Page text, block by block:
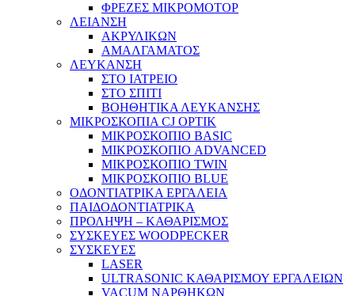
ΦΡΕΖΕΣ ΜΙΚΡΟΜΟΤΟΡ
ΛΕΙΑΝΣΗ
ΑΚΡΥΛΙΚΩΝ
ΑΜΑΛΓΑΜΑΤΟΣ
ΛΕΥΚΑΝΣΗ
ΣΤΟ ΙΑΤΡΕΙΟ
ΣΤΟ ΣΠΙΤΙ
ΒΟΗΘΗΤΙΚΑ ΛΕΥΚΑΝΣΗΣ
ΜΙΚΡΟΣΚΟΠΙΑ CJ OPTIK
ΜΙΚΡΟΣΚΟΠΙΟ BASIC
ΜΙΚΡΟΣΚΟΠΙΟ ADVANCED
ΜΙΚΡΟΣΚΟΠΙΟ TWIN
ΜΙΚΡΟΣΚΟΠΙΟ BLUE
ΟΔΟΝΤΙΑΤΡΙΚΑ ΕΡΓΑΛΕΙΑ
ΠΑΙΔΟΔΟΝΤΙΑΤΡΙΚΑ
ΠΡΟΛΗΨΗ – ΚΑΘΑΡΙΣΜΟΣ
ΣΥΣΚΕΥΕΣ WOODPECKER
ΣΥΣΚΕΥΕΣ
LASER
ULTRASONIC ΚΑΘΑΡΙΣΜΟΥ ΕΡΓΑΛΕΙΩΝ
VACUM ΝΑΡΘΗΚΩΝ